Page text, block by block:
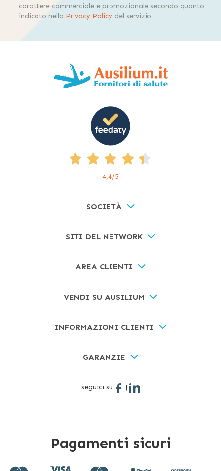
carattere commerciale e promozionale secondo quanto
indicato nella Privacy Policy del servizio
4,4/5
SOCIETÀ
SITI DEL NETWORK
AREA CLIENTI
VENDI SU AUSILIUM
INFORMAZIONI CLIENTI
GARANZIE
seguici su |
Pagamenti sicuri